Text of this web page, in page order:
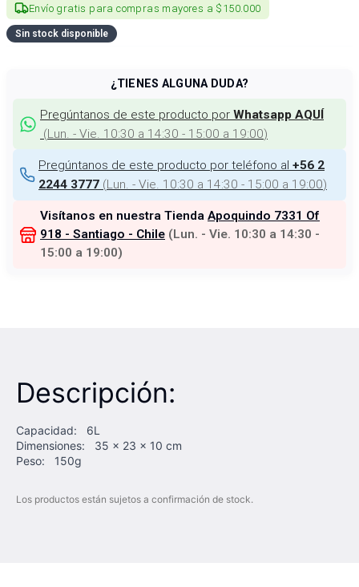
Envío gratis para compras mayores a $150.000
Sin stock disponible
¿TIENES ALGUNA DUDA?
Pregúntanos de este producto por Whatsapp AQUÍ
(Lun. - Vie. 10:30 a 14:30 - 15:00 a 19:00)
Pregúntanos de este producto por teléfono al +56 2
2244 3777 (Lun. - Vie. 10:30 a 14:30 - 15:00 a 19:00)
Visítanos en nuestra Tienda Apoquindo 7331 Of
918 - Santiago - Chile (Lun. - Vie. 10:30 a 14:30 -
15:00 a 19:00)
Descripción:
Capacidad: 6L
Dimensiones: 35 x 23 x 10 cm
Peso: 150g
Los productos están sujetos a confirmación de stock.